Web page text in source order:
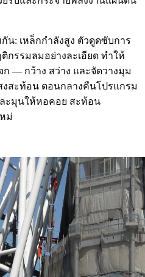
น: เหล็กกำลังสูง ตัวดูดซับการ
กรรมลมอย่างละเอียด ทำให้
— กว้าง สว่าง และจัดวางมุม
สะท้อน ตอนกลางคืนโปรแกรม
นละมุนให้หอคอย สะท้อน
ม่